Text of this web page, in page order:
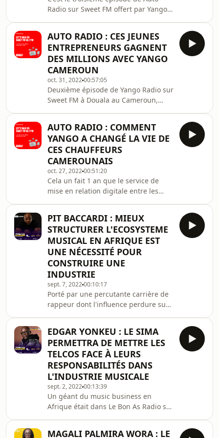
Radio sur Sweet FM offert par Yango
d'urbanisme qui nous explique la
mobilité d'aujourd'hui et de demain.
M. Oumarou, un chauffeur la joie au
coeur, nous raconte comment sa vie a
changé grâce à Yango : il a même pris
une épouse supplémentaire !&nbsp;
AUTO RADIO : CES JEUNES
ENTREPRENEURS GAGNENT
DES MILLIONS AVEC YANGO
CAMEROUN
oct. 31, 202200:57:05
Deuxième épisode de Yango Radio sur
Sweet FM à Douala au Cameroun,
et Zachary Yaou, dont les vies
entrepreneuriales ont changé depuis
qu'il ont mis leurs véhicules en tant
que partenaires dans le système
yango. Nous y parlons également de
Gladys West, l'afro-américaine qui
inventa le GPS ! Bonne écoute !
AUTO RADIO : COMMENT
YANGO A CHANGÉ LA VIE DE
CES CHAUFFEURS
CAMEROUNAIS
oct. 27, 202200:51:20
Cela un fait 1 an que le service de
mise en relation digitale entre les
nombreux sont les chauffeurs qui
rentabilisent à hauteur de 300 000,
600 000, voire plus d'un million de
FCFA de revenus mensuels, et ce n'est
pas tout. Ils se racontent sur Sweet
FM avec Bonas Fotio dans Auto Radio.
Bonne écoute !
PIT BACCARDI : MIEUX
STRUCTURER L'ECOSYSTEME
MUSICAL EN AFRIQUE EST
UNE NÉCESSITÉ POUR
CONSTRUIRE UNE
INDUSTRIE
sept. 7, 202200:10:17
Porté par une percutante carrière de
rappeur dont l'influence perdure sur
en tant que producteur d'artistes et
de spectacles à la tête d'Empire
Company, et aujourd'hui Directeur du
Label &amp; Publishing chez
Universal Music Africa, Pit Baccardi
est une référence en Afrique
Francophone quand il s'agit de
développement de l'i
EDGAR YONKEU : LE SIMA
PERMETTRA DE METTRE LES
TELCOS FACE À LEURS
RESPONSABILITÉS DANS
L'INDUSTRIE MUSICALE
sept. 2, 202200:13:39
Un géant du music business en
Afrique était dans Le Bon As Radio sur
MAGALI PALMIRA WORA : LE